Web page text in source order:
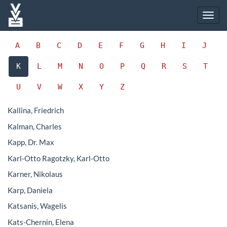
A B C D E F G H I J
K L M N O P Q R S T
U V W X Y Z
Kallina, Friedrich
Kalman, Charles
Kapp, Dr. Max
Karl-Otto Ragotzky, Karl-Otto
Karner, Nikolaus
Karp, Daniela
Katsanis, Wagelis
Kats-Chernin, Elena